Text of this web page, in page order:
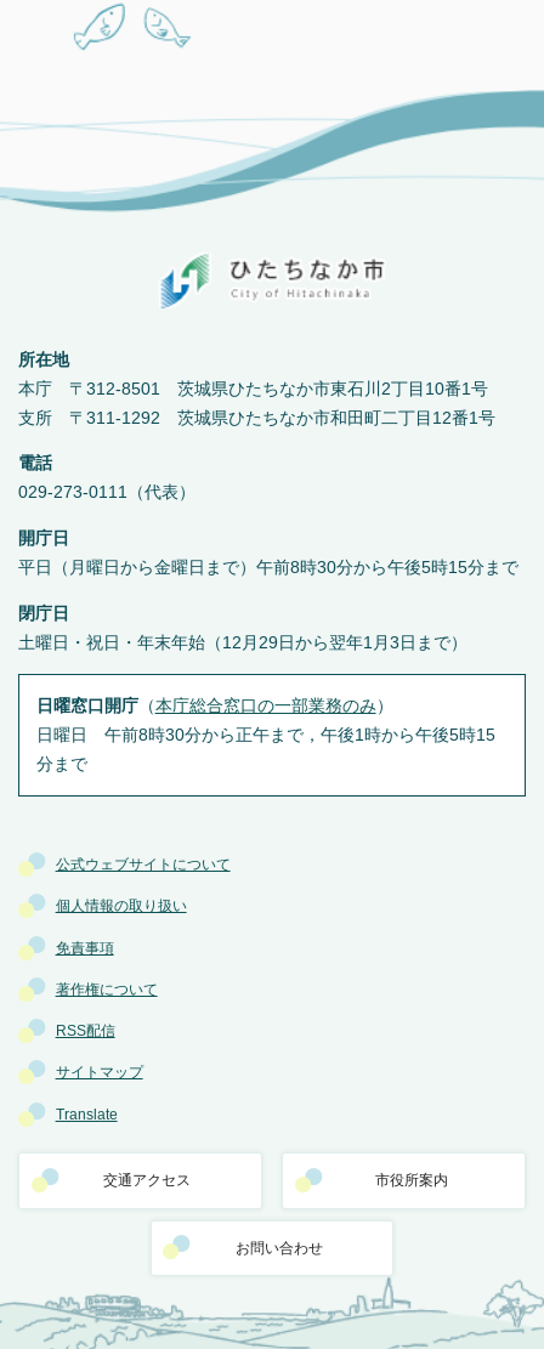
公式ウェブサイトについて
個人情報の取り扱い
免責事項
著作権について
RSS配信
サイトマップ
Translate
交通アクセス 市役所案内
お問い合わせ
所在地
本庁 〒312-8501 茨城県ひたちなか市東石川2丁目10番1号
支所 〒311-1292 茨城県ひたちなか市和田町二丁目12番1号
電話
029-273-0111（代表）
開庁日
平日（月曜日から金曜日まで）午前8時30分から午後5時15分まで
閉庁日
土曜日・祝日・年末年始（12月29日から翌年1月3日まで）
日曜窓口開庁（本庁総合窓口の一部業務のみ ）
日曜日 午前8時30分から正午まで，午後1時から午後5時15
分まで